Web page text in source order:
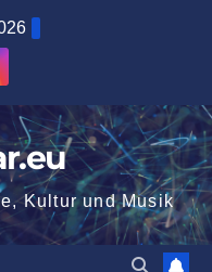
Kultur und Musik